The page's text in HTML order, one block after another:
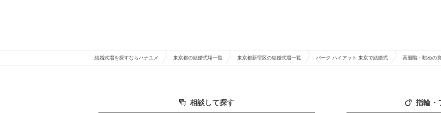
結婚式場を探すならハナユメ 東京都の結婚式場一覧 東京都新宿区の結婚式場一覧 パーク ハイアット 東京で結婚式 高層階・眺めの
相談して探す 指輪・